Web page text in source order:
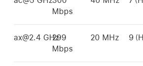
Mbps
ax@2.4 GHz299
Mbps
20 MHz 9（